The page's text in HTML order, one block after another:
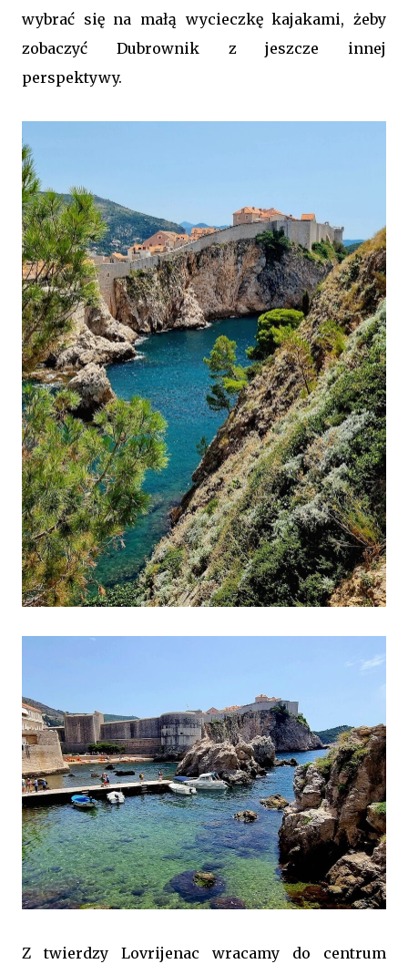
wybrać się na małą wycieczkę kajakami, żeby
zobaczyć Dubrownik z jeszcze innej
perspektywy.
Z twierdzy Lovrijenac wracamy do centrum